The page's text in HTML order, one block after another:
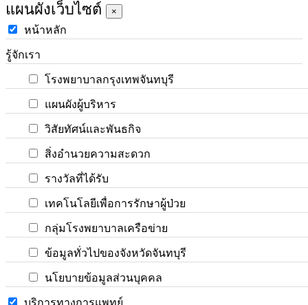
แผนผังเว็บไซต์ ×
หน้าหลัก
รู้จักเรา
โรงพยาบาลกรุงเทพจันทบุรี
แผนผังผู้บริหาร
วิสัยทัศน์และพันธกิจ
สิ่งอำนวยความสะดวก
รางวัลที่ได้รับ
เทคโนโลยีเพื่อการรักษาผู้ป่วย
กลุ่มโรงพยาบาลเครือข่าย
ข้อมูลทั่วไปของจังหวัดจันทบุรี
นโยบายข้อมูลส่วนบุคคล
บริการทางการแพทย์